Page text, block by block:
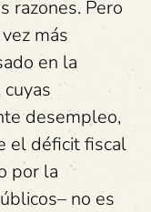
razones. Pero
más
en la
desempleo,
el déficit fiscal
por la
no es